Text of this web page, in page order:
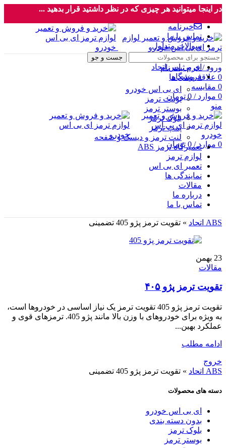
در اینجا میتوانید هر چیزی که در نظر داشتید قرار بدهید ...
خبرنامه
تماس با ما
سوالات متداول
جست و جو
ورود / فرم ثبت نام
0 علاقه مندی ها
0 مقایسه
0 موارد /
0 تومان
منو
0 موارد /
0 تومان
ای بی اس اتحاد
فروشگاه
ای بی اس خودرو
یونیت ترمز
بوستر ترمز
بلوک ترمز
پمپ ترمز
لنت ترمز و دیسک و صفحه
تعمیرگاه ترمز ABS
لوازم ترمز
تعمیر ای بی اس
نمایندگی ها
مقالات
درباره ما
تماس با ما
ABS اتحاد » تقویت ترمز پژو 405 تضمینی
23 بهمن
مقالات
تقویت ترمز پژو ۴۰۵
تقویت ترمز پژو 405 تقویت ترمز یک نیاز اساسی در خودروها است،
به ویژه برای خودروهای با وزن بالا مانند پژو 405. ترمزهای قوی و
عملکرد بهین...
ادامه مطلب
خروج
ABS اتحاد
» تقویت ترمز پژو 405 تضمینی
دسته های محصولات
ای بی اس خودرو
بدون دسته بندی
بلوک ترمز
بوستر ترمز